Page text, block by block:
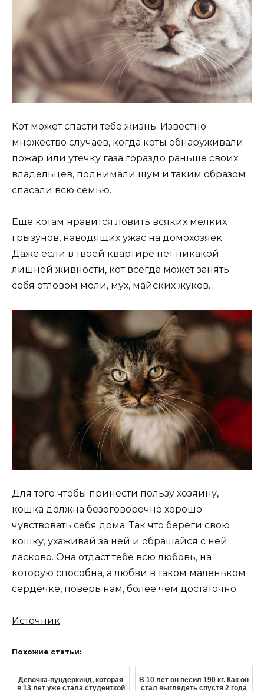
Кот может спасти тебе жизнь. Известно
множество случаев, когда коты обнаруживали
пожар или утечку газа гораздо раньше своих
владельцев, поднимали шум и таким образом
спасали всю семью.
Еще котам нравится ловить всяких мелких
грызунов, наводящих ужас на домохозяек.
Даже если в твоей квартире нет никакой
лишней живности, кот всегда может занять
себя отловом моли, мух, майских жуков.
Для того чтобы принести пользу хозяину,
кошка должна безоговорочно хорошо
чувствовать себя дома. Так что береги свою
кошку, ухаживай за ней и обращайся с ней
ласково. Она отдаст тебе всю любовь, на
которую способна, а любви в таком маленьком
сердечке, поверь нам, более чем достаточно.
Источник
Похожие статьи:
Девочка-вундеркинд, которая
в 13 лет уже стала студенткой
В 10 лет он весил 190 кг. Как он
стал выглядеть спустя 2 года